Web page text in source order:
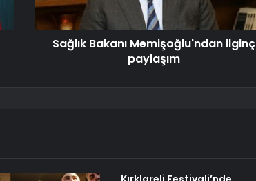
Sağlık Bakanı Memişoğlu'ndan ilginç
paylaşım